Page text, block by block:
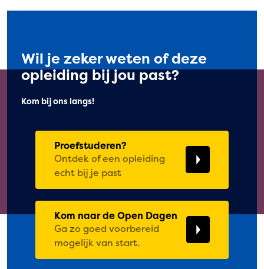
Wil je zeker weten of deze
opleiding bij jou past?
Kom bij ons langs!
Proefstuderen?
Ontdek of een opleiding
echt bij je past
Kom naar de Open Dagen
Ga zo goed voorbereid
mogelijk van start.